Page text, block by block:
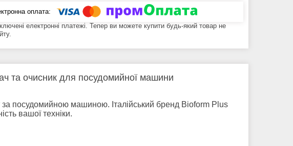
електронні платежі. Тепер ви можете купити будь-який товар не
та очисник для посудомийної машини
посудомийною машиною. Італійський бренд Bioform Plus
вашої техніки.